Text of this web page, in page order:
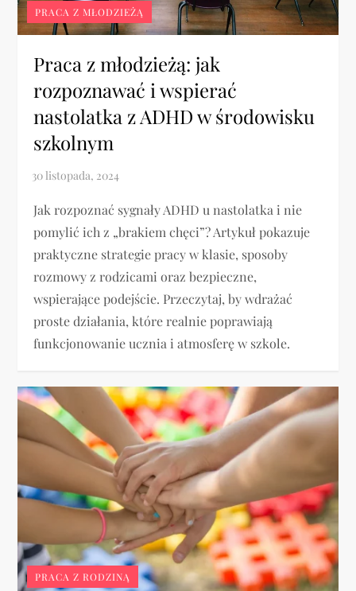
PRACA Z MŁODZIEŻĄ
Praca z młodzieżą: jak
rozpoznawać i wspierać
nastolatka z ADHD w środowisku
szkolnym
Jak rozpoznać sygnały ADHD u nastolatka i nie
pomylić ich z „brakiem chęci”? Artykuł pokazuje
praktyczne strategie pracy w klasie, sposoby
rozmowy z rodzicami oraz bezpieczne,
wspierające podejście. Przeczytaj, by wdrażać
proste działania, które realnie poprawiają
funkcjonowanie ucznia i atmosferę w szkole.
PRACA Z RODZINĄ